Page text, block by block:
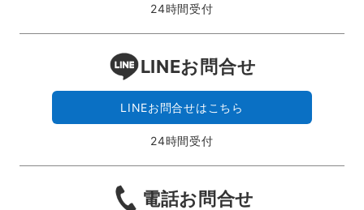
24時間受付
LINEお問合せ
LINEお問合せはこちら
24時間受付
電話お問合せ